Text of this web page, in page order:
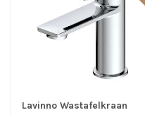
Lavinno Wastafelkraan